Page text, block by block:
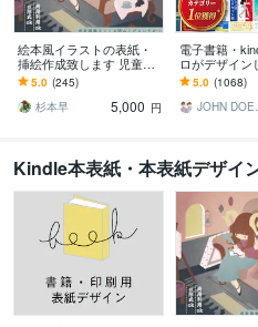
絵本風イラストの表紙・
挿絵作成致します 児童書
や絵本など自費出版や同
人誌、電子書籍など実績
多数！
5.0 (245)
杉本早
5,000 円
電子書籍・
ロがデザイン
で埋もれたく
へ。実績
が対応
5.0 (1068)
JOHN
Kindle本表紙・本表紙デザイ